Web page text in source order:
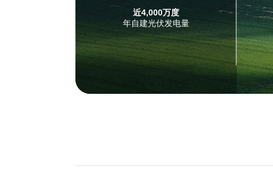
近4,000万度
年自建光伏发电量